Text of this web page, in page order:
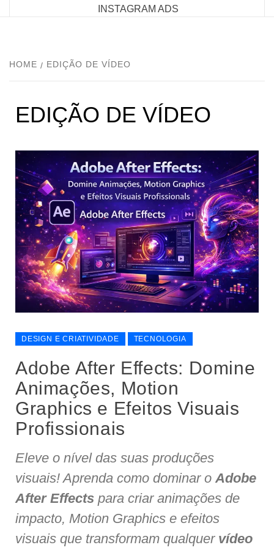
INSTAGRAM ADS
HOME EDIÇÃO DE VÍDEO
EDIÇÃO DE VÍDEO
DESIGN E CRIATIVIDADE TECNOLOGIA
Adobe After Effects: Domine
Animações, Motion
Graphics e Efeitos Visuais
Profissionais
Eleve o nível das suas produções
visuais! Aprenda como dominar oAdobe
After Effects para criar animações de
impacto, Motion Graphics e efeitos
visuais que transformam qualquer vídeo